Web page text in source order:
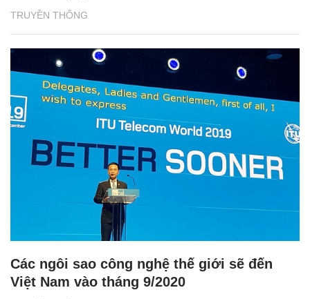
TRUYỀN THÔNG
Các ngôi sao công nghệ thế giới sẽ đến
Việt Nam vào tháng 9/2020